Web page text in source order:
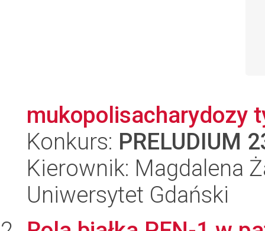
mukopolisacharydozy
Konkurs: PRELUDIUM
Kierownik: Magdalena
Uniwersytet Gdański